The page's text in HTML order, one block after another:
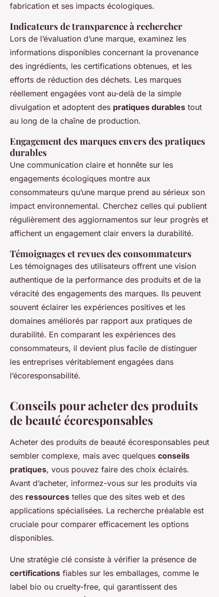
fabrication et ses impacts écologiques.
Indicateurs de transparence à rechercher
Lors de l’évaluation d’une marque, examinez les
informations disponibles concernant la provenance
des ingrédients, les certifications obtenues, et les
efforts de réduction des déchets. Les marques
réellement engagées vont au-delà de la simple
divulgation et adoptent des pratiques durables tout
au long de la chaîne de production.
Engagement des marques envers des pratiques
durables
Une communication claire et honnête sur les
engagements écologiques montre aux
consommateurs qu’une marque prend au sérieux son
impact environnemental. Cherchez celles qui publient
régulièrement des aggiornamentos sur leur progrès et
affichent un engagement clair envers la durabilité.
Témoignages et revues des consommateurs
Les témoignages des utilisateurs offrent une vision
authentique de la performance des produits et de la
véracité des engagements des marques. Ils peuvent
souvent éclairer les expériences positives et les
domaines améliorés par rapport aux pratiques de
durabilité. En comparant les expériences des
consommateurs, il devient plus facile de distinguer
les entreprises véritablement engagées dans
l’écoresponsabilité.
Conseils pour acheter des produits
de beauté écoresponsables
Acheter des produits de beauté écoresponsables peut
sembler complexe, mais avec quelques conseils
pratiques, vous pouvez faire des choix éclairés.
Avant d’acheter, informez-vous sur les produits via
des ressources telles que des sites web et des
applications spécialisées. La recherche préalable est
cruciale pour comparer efficacement les options
disponibles.
Une stratégie clé consiste à vérifier la présence de
certifications fiables sur les emballages, comme le
label bio ou cruelty-free, qui garantissent des